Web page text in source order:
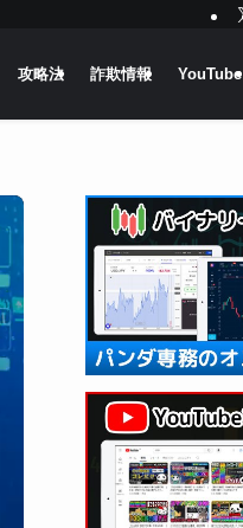
攻略法 詐欺情報 YouTube